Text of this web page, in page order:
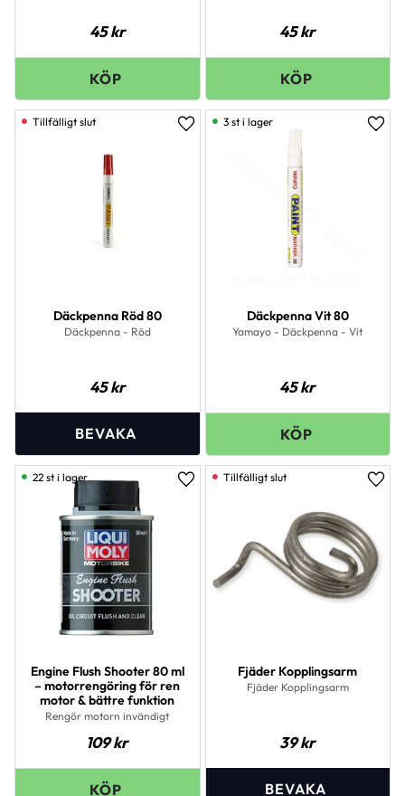
45kr 45kr
Däckpenna Röd 80
Däckpenna - Röd
45kr
Lägg till i favoriter
Däckpenna Vit 80
Yamayo - Däckpenna - Vit
45kr
3 st i lager
Engine Flush Shooter 80 ml
– motorrengöring för ren
motor & bättre funktion
Rengör motorn invändigt
109kr
Lägg till i favoriter
22 st i lager
Fjäder Kopplingsarm
Fjäder Kopplingsarm
39kr